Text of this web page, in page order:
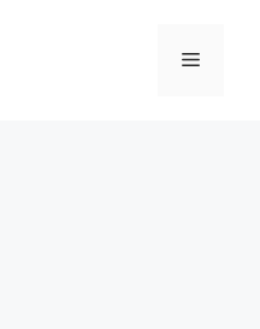
Menu